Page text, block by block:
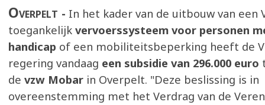
Overpelt
In het kader van de uitbouw van een
toegankelijk vervoerssysteem voor personen
handicap of een mobiliteitsbeperking heeft de
regering vandaag een subsidie van 296.000 euro
de vzw Mobar in Overpelt. "Deze beslissing is in
overeenstemming met het Verdrag van de